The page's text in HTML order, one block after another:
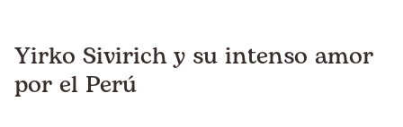
Yirko Sivirich y su intenso amor
por el Perú